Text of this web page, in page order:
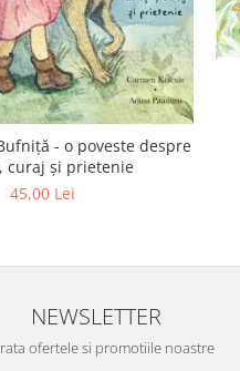
- o poveste despre
curaj și prietenie
45,00 Lei
NEWSLETTER
ofertele si promotiile noastre